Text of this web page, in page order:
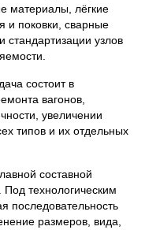
материалы, лёгкие
и поковки, сварные
стандартизации узлов
состоит в
вагонов,
увеличении
типов и их отдельных
со­ставной
Под технологическим
последовательность
размеров, вида,